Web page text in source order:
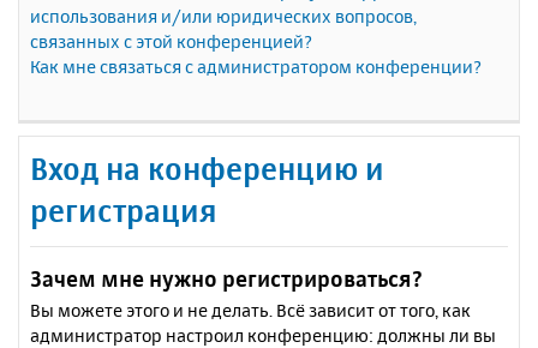
использования и/или юридических вопросов,
связанных с этой конференцией?
Как мне связаться с администратором конференции?
Вход на конференцию и
регистрация
Зачем мне нужно регистрироваться?
Вы можете этого и не делать. Всё зависит от того, как
администратор настроил конференцию: должны ли вы